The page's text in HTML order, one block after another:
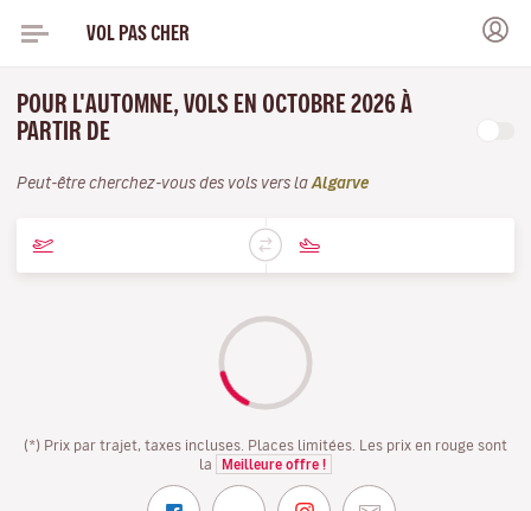
VOL PAS CHER
POUR L'AUTOMNE, VOLS EN OCTOBRE 2026 À
PARTIR DE
Peut-être cherchez-vous des vols vers la Algarve
(*) Prix par trajet, taxes incluses. Places limitées. Les prix en rouge sont
la
Meilleure offre !